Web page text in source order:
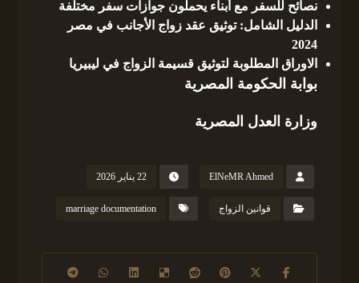
نصائح للسفر مع أبناء يحملون جوازات سفر مختلفة
الدليل الشامل: توثيق عقد زواج الأجانب في مصر
2024
الاوراق المطلوبة لتوثيق قسيمة الزواج في ليبيريا
بوابة الحكومة المصرية
وزارة العدل المصرية
ElNeMR Ahmed 22 يناير 2026
قوانين الزواج marriage documentation